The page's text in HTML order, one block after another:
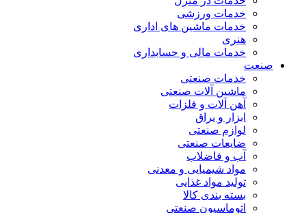
خدمات ورزشی
خدمات ماشین های اداری
هنری
خدمات مالی و حسابداری
صنعت
خدمات صنعتی
ماشین آلات صنعتی
آهن آلات و فلزات
ابزار و یراق
لوازم صنعتی
ضایعات صنعتی
آب و فاضلاب
مواد شیمیایی و معدنی
تولید مواد غذایی
بسته بندی کالا
اتوماسیون صنعتی